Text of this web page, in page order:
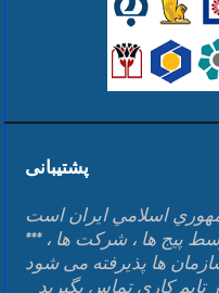
پشتیبانی
اسلامي ايران است
*** کلیه سفارشات همکاری توسط پیج ها ، شرکت ها ،